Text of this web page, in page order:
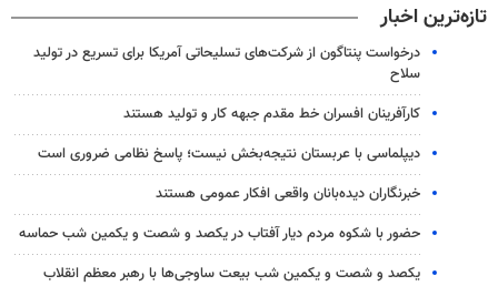
تازه‌ترین اخبار
درخواست پنتاگون از شرکت‌های تسلیحاتی آمریکا برای تسریع در تولید
سلاح
کارآفرینان افسران خط مقدم جبهه کار و تولید هستند
دیپلماسی با عربستان نتیجه‌بخش نیست؛ پاسخ نظامی ضروری است
خبرنگاران دیده‌بانان واقعی افکار عمومی هستند
حضور با شکوه مردم دیار آفتاب در یکصد و شصت و یکمین شب حماسه
یکصد و شصت و یکمین شب بیعت ساوجی‌ها با رهبر معظم انقلاب